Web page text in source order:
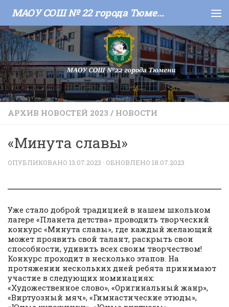
Skip to content МАОУ СОШ № 22 города Тюмени
АРХИВ НОВОСТЕЙ 2023 / НОВОСТИ
«Минута славы»
ОПУБЛИКОВАНО 13.07.2023 · ОБНОВЛЕНО 18.07.2023
Уже стало доброй традицией в нашем школьном
лагере «Планета детства» проводить творческий
конкурс «Минута славы», где каждый желающий
может проявить свой талант, раскрыть свои
способности, удивить всех своим творчеством!
Конкурс проходит в несколько этапов. На
протяжении нескольких дней ребята принимают
участие в следующих номинациях:
«Художественное слово», «Оригинальный жанр»,
«Виртуозный мяч», «Гимнастические этюды»,